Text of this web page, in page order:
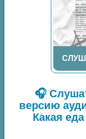
🎧
версию
Какая